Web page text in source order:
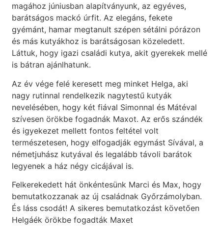
magához júniusban alapítványunk, az egyéves,
barátságos mackó úrfit. Az elegáns, fekete
gyémánt, hamar megtanult szépen sétálni pórázon
és más kutyákhoz is barátságosan közeledett.
Láttuk, hogy igazi családi kutya, akit gyerekek mellé
is bátran ajánlhatunk.
Az év vége felé keresett meg minket Helga, aki
nagy rutinnal rendelkezik nagytestű kutyák
nevelésében, hogy két fiával Simonnal és Mátéval
szívesen örökbe fogadnák Maxot. Az erős szándék
és igyekezet mellett fontos feltétel volt
természetesen, hogy elfogadják egymást Sívával, a
németjuhász kutyával és legalább távoli barátok
legyenek a ház négy cicájával is.
Felkerekedett hát önkéntesünk Marci és Max, hogy
bemutatkozzanak az új családnak Győrzámolyban.
És láss csodát! A sikeres bemutatkozást követően
Helgáék örökbe fogadták Maxet